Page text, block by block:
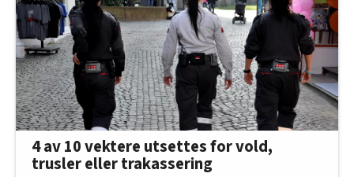
oversikten lengre ned på denne siden.
4 av 10 vektere utsettes for vold,
trusler eller trakassering